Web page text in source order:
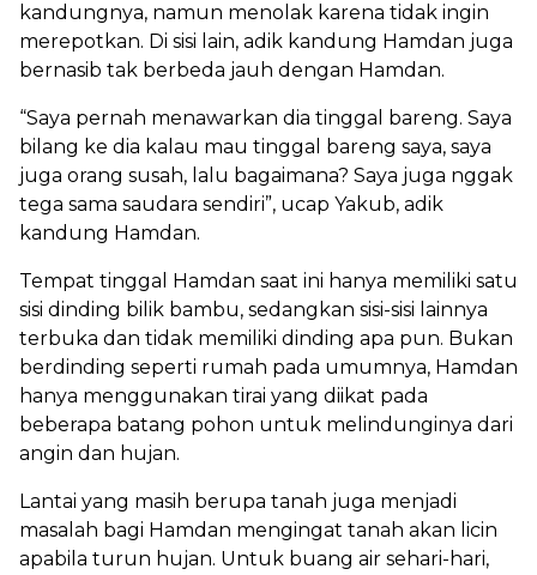
kandungnya, namun menolak karena tidak ingin
merepotkan. Di sisi lain, adik kandung Hamdan juga
bernasib tak berbeda jauh dengan Hamdan.
“Saya pernah menawarkan dia tinggal bareng. Saya
bilang ke dia kalau mau tinggal bareng saya, saya
juga orang susah, lalu bagaimana? Saya juga nggak
tega sama saudara sendiri”, ucap Yakub, adik
kandung Hamdan.
Tempat tinggal Hamdan saat ini hanya memiliki satu
sisi dinding bilik bambu, sedangkan sisi-sisi lainnya
terbuka dan tidak memiliki dinding apa pun. Bukan
berdinding seperti rumah pada umumnya, Hamdan
hanya menggunakan tirai yang diikat pada
beberapa batang pohon untuk melindunginya dari
angin dan hujan.
Lantai yang masih berupa tanah juga menjadi
masalah bagi Hamdan mengingat tanah akan licin
apabila turun hujan. Untuk buang air sehari-hari,